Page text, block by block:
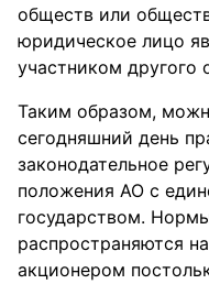
обществ или
юридическое лицо
участником другого
Таким образом,
сегодняшний день
законодательное
положения АО с
государством.
распространяются
акционером